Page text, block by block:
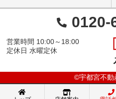
0120-
営業時間 10:00～18:00
定休日 水曜定休
©宇都宮不動